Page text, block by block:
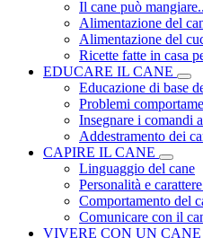
Il cane può
Alimentazione del
Alimentazione del
Ricette fatte in casa
EDUCARE IL CANE
Educazione di base
Problemi
Insegnare i comandi
Addestramento dei
CAPIRE IL CANE
Linguaggio del cane
Personalità e
Comportamento del
Comunicare con il
VIVERE CON UN CANE